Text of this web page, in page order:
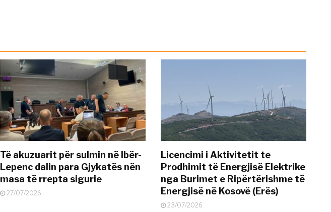
Të akuzuarit për sulmin në Ibër-
Lepenc dalin para Gjykatës nën
masa të rrepta sigurie
27/07/2026
Licencimi i Aktivitetit te
Prodhimit të Energjisë Elektrike
nga Burimet e Ripërtërishme të
Energjisë në Kosovë (Erës)
23/07/2026